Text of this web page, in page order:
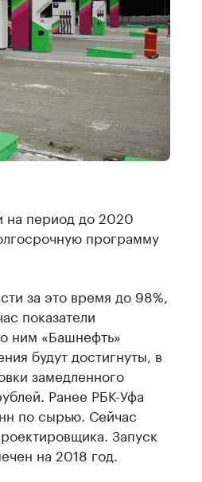
на период до 2020
программу
за это время до 98%,
показатели
ним «Башнефть»
будут достигнуты, в
замедленного
Ранее РБК-Уфа
по сырью. Сейчас
Запуск
на 2018 год.